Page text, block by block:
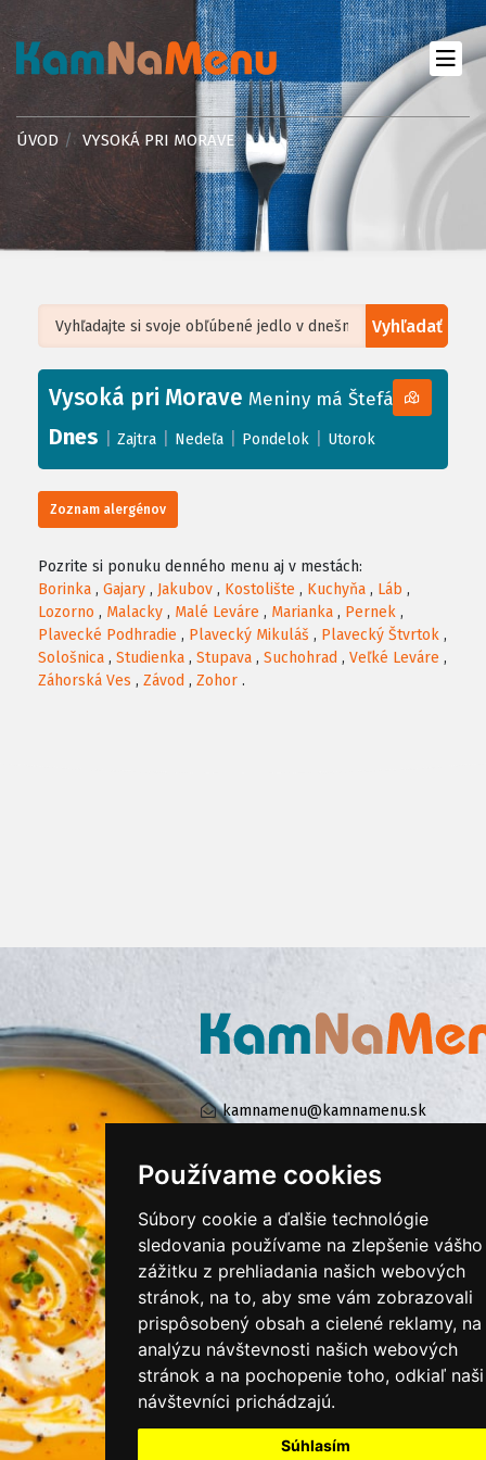
Používame cookies
Súbory cookie a ďalšie technológie
sledovania používame na zlepšenie vášho
zážitku z prehliadania našich webových
stránok, na to, aby sme vám zobrazovali
prispôsobený obsah a cielené reklamy, na
analýzu návštevnosti našich webových
stránok a na pochopenie toho, odkiaľ naši
návštevníci prichádzajú.
Súhlasím
ÚVOD VYSOKÁ PRI MORAVE
Vyhľadať
+
−
Leaflet| ©OpenStreetMap, Tiles courtesy ofHumanitarian OpenStreetMap
Vysoká pri Morave Meniny má Štefánia
Dnes Zajtra Nedeľa Pondelok Utorok
Zoznam alergénov
Pozrite si ponuku denného menu aj v mestách:
Borinka , Gajary , Jakubov , Kostolište , Kuchyňa , Láb ,
Lozorno , Malacky , Malé Leváre , Marianka , Pernek ,
Plavecké Podhradie , Plavecký Mikuláš , Plavecký Štvrtok ,
Sološnica , Studienka , Stupava , Suchohrad , Veľké Leváre ,
Záhorská Ves , Závod , Zohor .
kamnamenu@kamnamenu.sk
KONTAKTUJTE NÁS
PRIHLÁSIŤ SA DO ZÁKAZNÍCKEJ ZÓNY
Všeobecné obchodné podmienky
Ochrana osobných údajov
Cookies